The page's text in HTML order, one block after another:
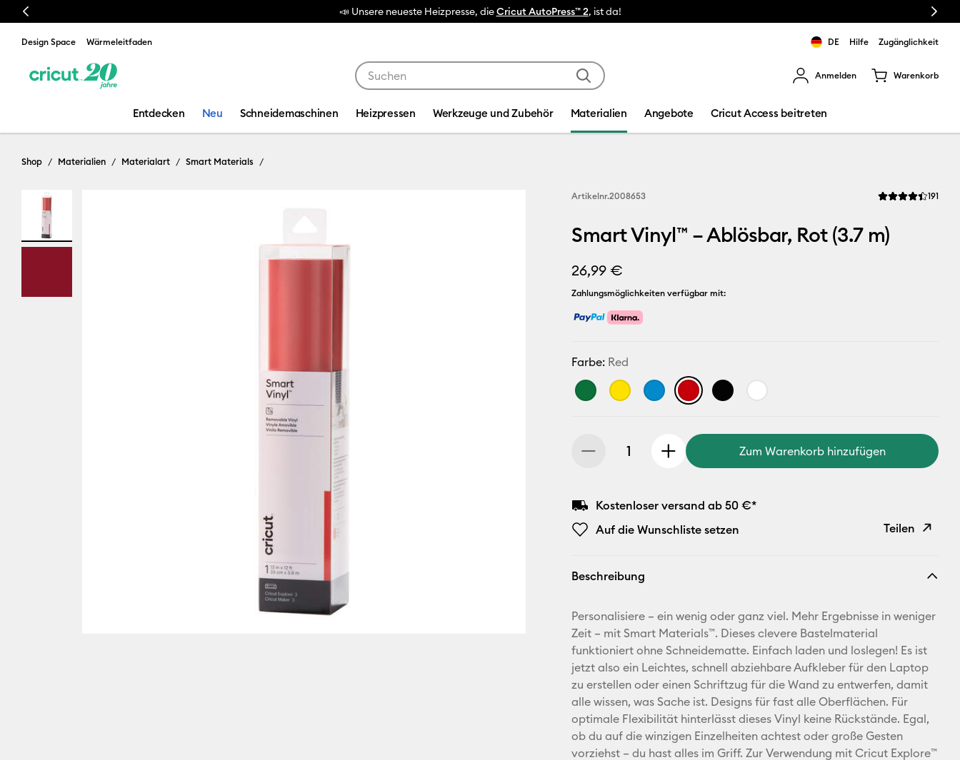
Previous 📣 Unsere neueste Heizpresse, dieCricut AutoPress™ 2, ist da! Next
Design Space Wärmeleitfaden DE Hilfe Zugänglichkeit
Anmelden Warenkorb
Entdecken Neu Schneidemaschinen Heizpressen Werkzeuge und Zubehör Materialien Angebote Cricut Access beitreten
Shop Materialien Materialart Smart Materials
Artikelnr.2008653 Die 191
Smart Vinyl™ – Ablösbar, Rot (3.7 m)
26,99 €
Zahlungsmöglichkeiten verfügbar mit:
Farbe: Red
Zum Warenkorb hinzufügen
Kostenloser versand ab 50 €*
Auf die Wunschliste setzen
Teilen
E-Mail-
Adresse
Pinterest
Facebook
X
Beschreibung
Personalisiere – ein wenig oder ganz viel. Mehr Ergebnisse in weniger
Zeit – mit Smart Materials™. Dieses clevere Bastelmaterial
funktioniert ohne Schneidematte. Einfach laden und loslegen! Es ist
jetzt also ein Leichtes, schnell abziehbare Aufkleber für den Laptop
zu erstellen oder einen Schriftzug für die Wand zu entwerfen, damit
alle wissen, was Sache ist. Designs für fast alle Oberflächen. Für
optimale Flexibilität hinterlässt dieses Vinyl keine Rückstände. Egal,
ob du auf die winzigen Einzelheiten achtest oder große Gesten
vorziehst – du hast alles im Griff. Zur Verwendung mit Cricut Explore™